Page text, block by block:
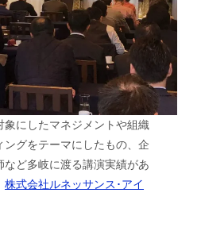
にしたマネジメントや組織
グをテーマにしたもの、企
ど多岐に渡る講演実績があ
株式会社ルネッサンス･アイ